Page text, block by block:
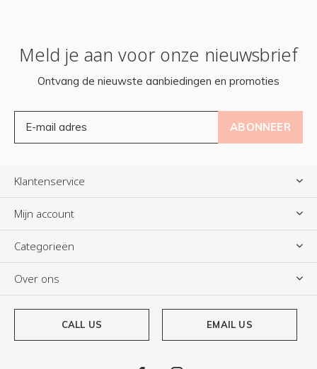
Meld je aan voor onze nieuwsbrief
Ontvang de nieuwste aanbiedingen en promoties
ABONNEER
Klantenservice
Mijn account
Categorieën
Over ons
CALL US EMAIL US